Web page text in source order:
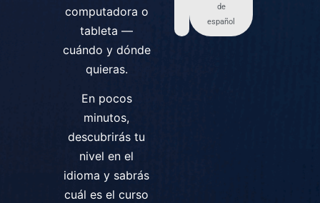
computadora o
tableta —
cuándo y dónde
quieras.
En pocos
minutos,
descubrirás tu
nivel en el
idioma y sabrás
cuál es el curso
de
español